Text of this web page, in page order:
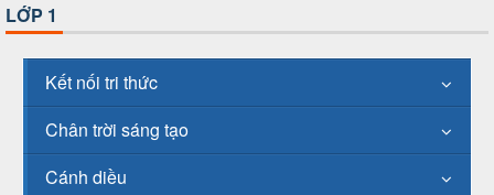
LỚP 1
Kết nối tri thức
Chân trời sáng tạo
Cánh diều